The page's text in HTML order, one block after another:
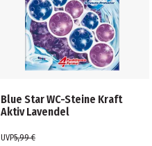
Blue Star WC-Steine Kraft
Aktiv Lavendel
UVP5,99 €